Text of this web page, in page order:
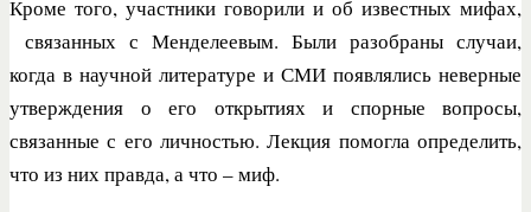
Кроме того, участники говорили и об известных мифах,
связанных с Менделеевым. Были разобраны случаи,
когда в научной литературе и СМИ появлялись неверные
утверждения о его открытиях и спорные вопросы,
связанные с его личностью. Лекция помогла определить,
что из них правда, а что – миф.